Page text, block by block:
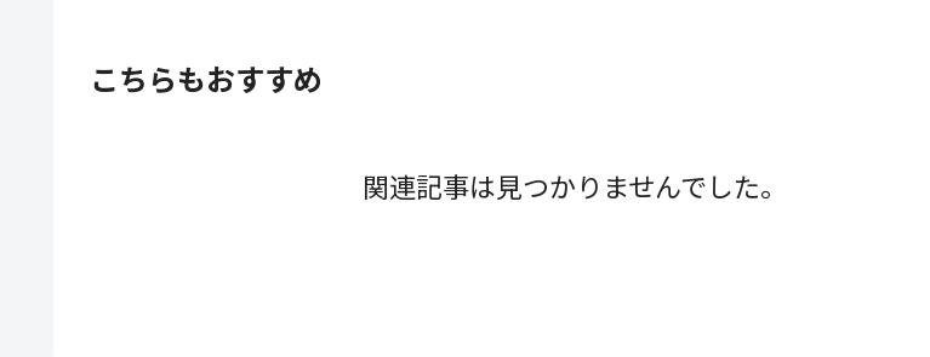
こちらもおすすめ
関連記事は見つかりませんでした。